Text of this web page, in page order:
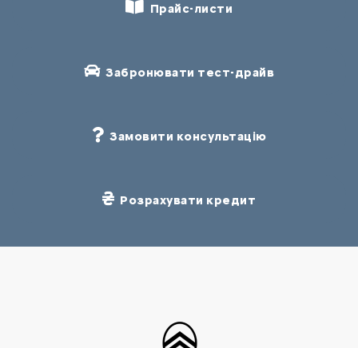
Прайс-листи
Забронювати тест-драйв
Замовити консультацію
Розрахувати кредит